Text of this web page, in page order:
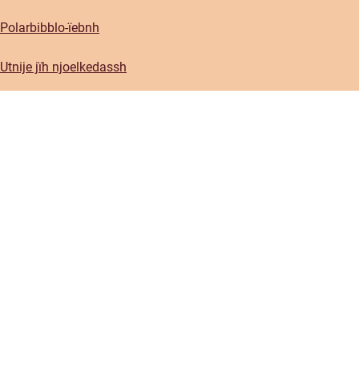
Polarbibblo-ïebnh
Utnije jïh njoelkedassh